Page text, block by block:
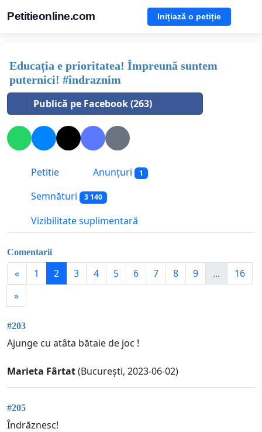
Petitieonline.com Inițiază o petiție
Educația e prioritatea! Împreună suntem
puternici! #îndraznim
Publică pe Facebook (263)
Petitie Anunțuri 1
Semnături 3 140
Vizibilitate suplimentară
Comentarii
« 1 2 3 4 5 6 7 8 9 ...
16
»
#203
Ajunge cu atâta bătaie de joc !
Marieta Fârtat(București, 2023-06-02)
#205
Îndrăznesc!